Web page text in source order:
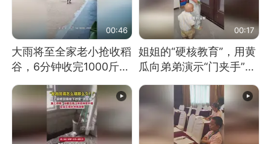
00:46
大雨将至全家老小抢收稻
谷，6分钟收完1000斤，
没有一个人掉链子
00:17
姐姐的“硬核教育”，用黄
瓜向弟弟演示“门夹手”，
网友：果然言传不如身